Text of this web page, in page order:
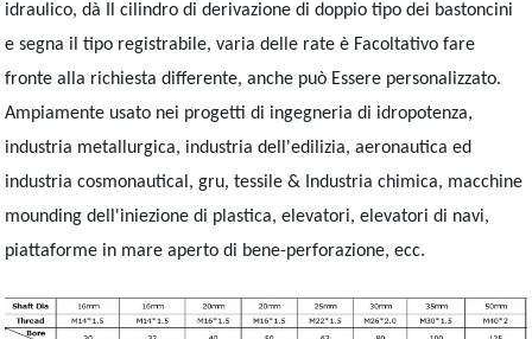
idraulico, dà Il cilindro di derivazione di doppio tipo dei bastoncini
e segna il tipo registrabile, varia delle rate è Facoltativo fare
fronte alla richiesta differente, anche può Essere personalizzato.
Ampiamente usato nei progetti di ingegneria di idropotenza,
industria metallurgica, industria dell'edilizia, aeronautica ed
industria cosmonautical, gru, tessile & Industria chimica, macchine
mounding dell'iniezione di plastica, elevatori, elevatori di navi,
piattaforme in mare aperto di bene-perforazione, ecc.